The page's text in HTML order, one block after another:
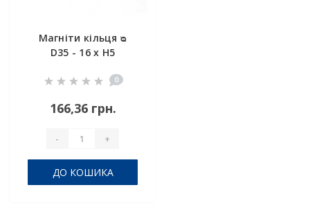
Магніти кільця ᴓ
D35 - 16 x H5
0
166,36 грн.
- +
ДО КОШИКА